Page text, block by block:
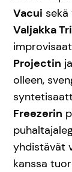
Vacui sekä
Valjakka
Projectin
olleen,
Freezerin
yhdistävät
kanssa